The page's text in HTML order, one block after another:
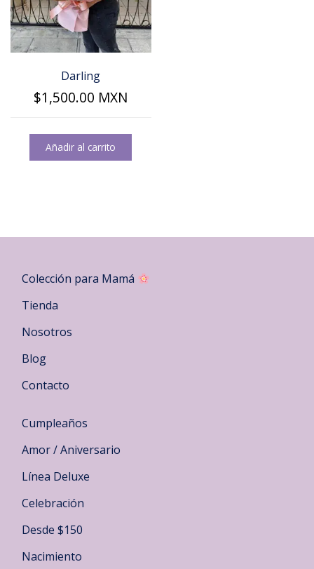
Darling
$1,500.00 MXN
Añadir al carrito
Colección para Mamá
Tienda
Nosotros
Blog
Contacto
Cumpleaños
Amor / Aniversario
Línea Deluxe
Celebración
Desde $150
Nacimiento